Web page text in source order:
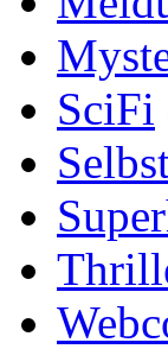
SciFi